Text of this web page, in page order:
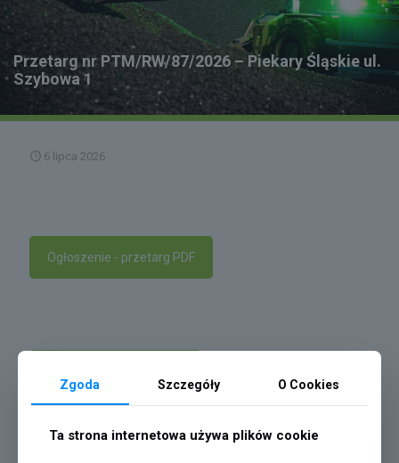
Przetarg nr PTM/RW/87/2026 – Piekary Śląskie ul.
Szybowa 1
6 lipca 2026
Ogłoszenie - przetarg PDF
Zgoda Szczegóły O Cookies
Ta strona internetowa używa plików cookie